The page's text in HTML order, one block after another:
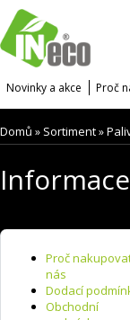
Novinky a akce Proč
Domů » Sortiment»
Informace
Proč
nás
Dodací
Obchodní